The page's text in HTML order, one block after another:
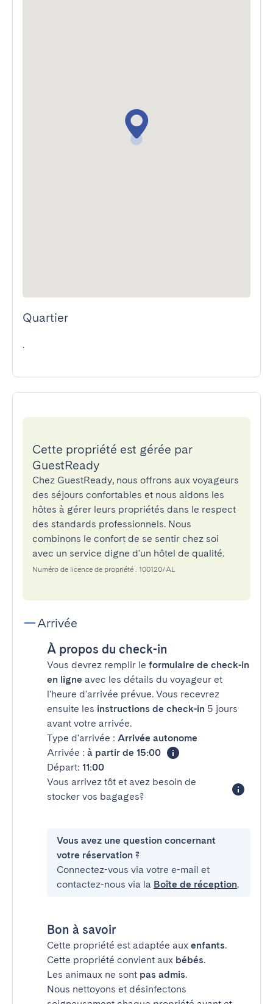
Quartier
.
Cette propriété est gérée par
GuestReady
Chez GuestReady, nous offrons aux voyageurs
des séjours confortables et nous aidons les
hôtes à gérer leurs propriétés dans le respect
des standards professionnels. Nous
combinons le confort de se sentir chez soi
avec un service digne d'un hôtel de qualité.
Numéro de licence de propriété : 100120/AL
Arrivée
À propos du check-in
Vous devrez remplir le formulaire de check-in
en ligne avec les détails du voyageur et
l'heure d'arrivée prévue. Vous recevrez
ensuite les instructions de check-in 5 jours
avant votre arrivée.
Type d'arrivée : Arrivée autonome
Arrivée : à partir de 15:00
Départ: 11:00
Vous arrivez tôt et avez besoin de
stocker vos bagages?
Vous avez une question concernant
votre réservation ?
Connectez-vous via votre e-mail et
contactez-nous via la Boîte de réception.
Bon à savoir
Cette propriété est adaptée aux enfants.
Cette propriété convient aux bébés.
Les animaux ne sont pas admis.
Nous nettoyons et désinfectons